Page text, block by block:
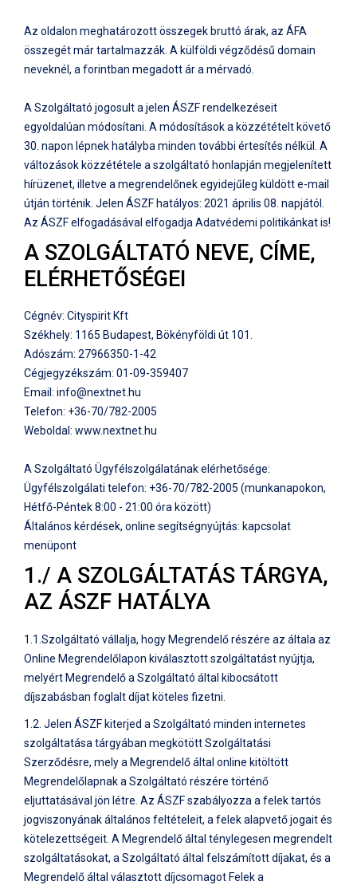
Az oldalon meghatározott összegek bruttó árak, az ÁFA
összegét már tartalmazzák. A külföldi végződésű domain
neveknél, a forintban megadott ár a mérvadó.
A Szolgáltató jogosult a jelen ÁSZF rendelkezéseit
egyoldalúan módosítani. A módosítások a közzétételt követő
30. napon lépnek hatályba minden további értesítés nélkül. A
változások közzététele a szolgáltató honlapján megjelenített
hírüzenet, illetve a megrendelőnek egyidejűleg küldött e-mail
útján történik. Jelen ÁSZF hatályos: 2021 április 08. napjától.
Az ÁSZF elfogadásával elfogadja Adatvédemi politikánkat is!
A SZOLGÁLTATÓ NEVE, CÍME,
ELÉRHETŐSÉGEI
Cégnév: Cityspirit Kft
Székhely: 1165 Budapest, Bökényföldi út 101.
Adószám: 27966350-1-42
Cégjegyzékszám: 01-09-359407
Email: info@nextnet.hu
Telefon: +36-70/782-2005
Weboldal: www.nextnet.hu
A Szolgáltató Ügyfélszolgálatának elérhetősége:
Ügyfélszolgálati telefon: +36-70/782-2005 (munkanapokon,
Hétfő-Péntek 8:00 - 21:00 óra között)
Általános kérdések, online segítségnyújtás: kapcsolat
menüpont
1./ A SZOLGÁLTATÁS TÁRGYA,
AZ ÁSZF HATÁLYA
1.1.Szolgáltató vállalja, hogy Megrendelő részére az általa az
Online Megrendelőlapon kiválasztott szolgáltatást nyújtja,
melyért Megrendelő a Szolgáltató által kibocsátott
díjszabásban foglalt díjat köteles fizetni.
1.2. Jelen ÁSZF kiterjed a Szolgáltató minden internetes
szolgáltatása tárgyában megkötött Szolgáltatási
Szerződésre, mely a Megrendelő által online kitöltött
Megrendelőlapnak a Szolgáltató részére történő
eljuttatásával jön létre. Az ÁSZF szabályozza a felek tartós
jogviszonyának általános feltételeit, a felek alapvető jogait és
kötelezettségeit. A Megrendelő által ténylegesen megrendelt
szolgáltatásokat, a Szolgáltató által felszámított díjakat, és a
Megrendelő által választott díjcsomagot Felek a